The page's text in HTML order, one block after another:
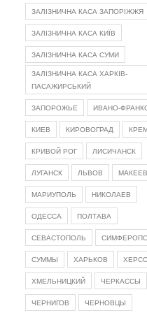
ЗАЛІЗНИЧНА КАСА ЗАПОРІЖЖЯ
ЗАЛІЗНИЧНА КАСА КИЇВ
ЗАЛІЗНИЧНА КАСА СУМИ
ЗАЛІЗНИЧНА КАСА ХАРКІВ-
ПАСАЖИРСЬКИЙ
ЗАПОРОЖЬЕ ИВАНО-
КИЕВ КИРОВОГРАД
КРИВОЙ РОГ ЛИСИЧАНСК
ЛУГАНСК ЛЬВОВ
МАРИУПОЛЬ НИКОЛАЕВ
ОДЕССА ПОЛТАВА
СЕВАСТОПОЛЬ
СУММЫ ХАРЬКОВ
ХМЕЛЬНИЦКИЙ ЧЕРКАССЫ
ЧЕРНИГОВ ЧЕРНОВЦЫ